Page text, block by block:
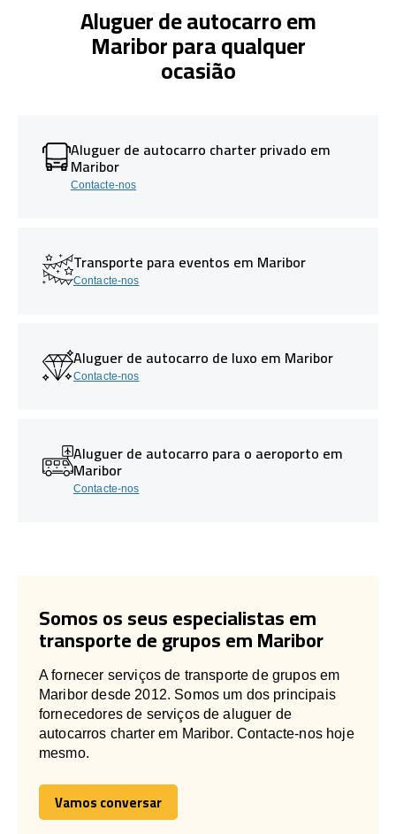
Aluguer de autocarro em
Maribor para qualquer
ocasião
Aluguer de autocarro charter privado em
Maribor
Contacte-nos
Transporte para eventos em Maribor
Contacte-nos
Aluguer de autocarro de luxo em Maribor
Contacte-nos
Aluguer de autocarro para o aeroporto em
Maribor
Contacte-nos
Somos os seus especialistas em
transporte de grupos em Maribor
A fornecer serviços de transporte de grupos em
Maribor desde 2012. Somos um dos principais
fornecedores de serviços de aluguer de
autocarros charter em Maribor. Contacte-nos hoje
mesmo.
Vamos conversar
Vamos conversar